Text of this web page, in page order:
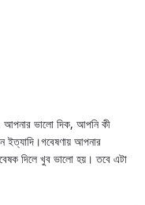
আপনার ভালো দিক, আপনি কী
ইত্যাদি।গবেষণায় আপনার
দিলে খুব ভালো হয়। তবে এটা